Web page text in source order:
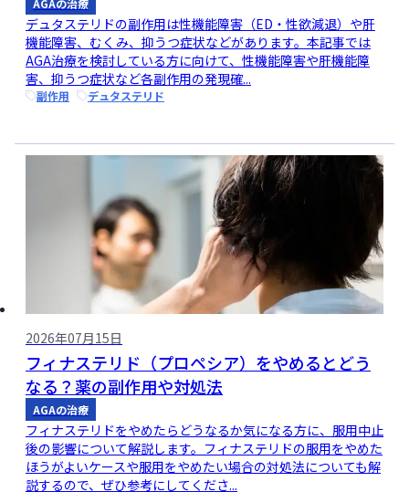
AGAの治療
デュタステリドの副作用は性機能障害（ED・性欲減退）や肝
機能障害、むくみ、抑うつ症状などがあります。本記事では
AGA治療を検討している方に向けて、性機能障害や肝機能障
害、抑うつ症状など各副作用の発現確...
副作用 デュタステリド
2026年07月15日
フィナステリド（プロペシア）をやめるとどう
なる？薬の副作用や対処法
AGAの治療
フィナステリドをやめたらどうなるか気になる方に、服用中止
後の影響について解説します。フィナステリドの服用をやめた
ほうがよいケースや服用をやめたい場合の対処法についても解
説するので、ぜひ参考にしてくださ...